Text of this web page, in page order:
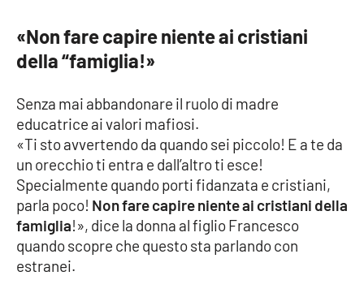
Food
Storie
LAC
NETWORK
Lacplay.it
Lactv.it
«Non fare capire niente ai cristiani
della “famiglia!»
Senza mai abbandonare il ruolo di madre
educatrice ai valori mafiosi.
«Ti sto avvertendo da quando sei piccolo! E a te da
un orecchio ti entra e dall’altro ti esce!
Specialmente quando porti fidanzata e cristiani,
parla poco! Non fare capire niente ai cristiani della
famiglia!», dice la donna al figlio Francesco
quando scopre che questo sta parlando con
estranei.